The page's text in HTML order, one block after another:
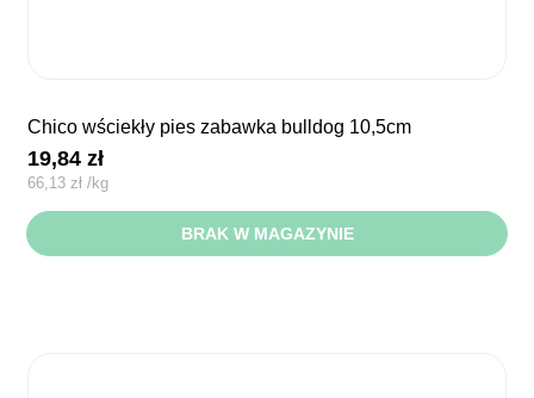
chico wściekły pies zabawka bulldog 10,5cm
19,84zł
66,13 zł /kg
BRAK W MAGAZYNIE